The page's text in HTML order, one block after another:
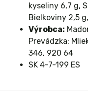
kyseliny 6,7 g,
Bielkoviny 2,5
Výrobca:
Prevádzka:
346, 920 64
SK 4-7-199 ES